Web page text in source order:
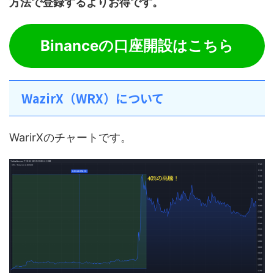
Binanceの口座開設はこちら
WazirX（WRX）について
WarirXのチャートです。